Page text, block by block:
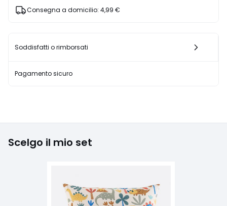
Consegna a domicilio: 4,99 €
Soddisfatti o rimborsati
Pagamento sicuro
Scelgo il mio set